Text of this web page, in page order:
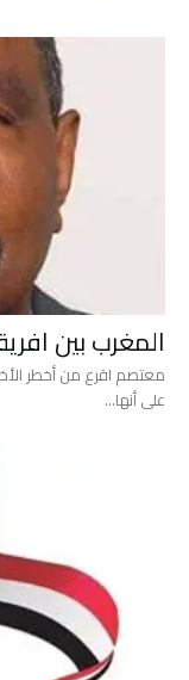
المغرب بين
معتصم اقرع من أخطر
على أنها…